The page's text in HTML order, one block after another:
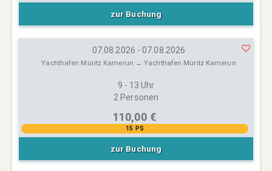
zur Buchung
07.08.2026 - 07.08.2026
Yachthafen Müritz Kamerun → Yachthafen Müritz Kamerun
9 - 13 Uhr
2 Personen
110,00 €
15 PS
zur Buchung